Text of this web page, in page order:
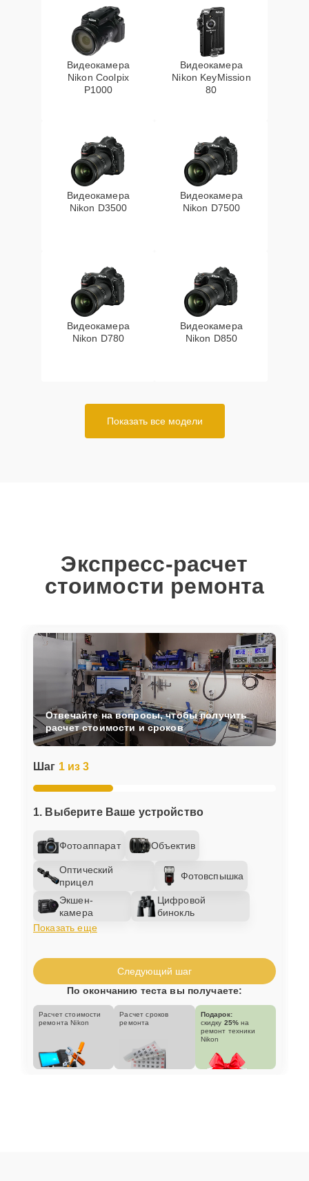
Видеокамера
Nikon Coolpix
P1000
Видеокамера
Nikon KeyMission
80
Видеокамера
Nikon D3500
Видеокамера
Nikon D7500
Видеокамера
Nikon D780
Видеокамера
Nikon D850
Показать все модели
Экспресс-расчет
стоимости ремонта
Шаг 1 из 3
1. Выберите Ваше устройство
Фотоаппарат Объектив
Оптический
прицел
Фотовспышка
Экшен-
камера
Цифровой
бинокль
Показать еще
Отвечайте на вопросы, чтобы получить
расчет стоимости и сроков
Следующий шаг
По окончанию теста вы получаете:
Расчет стоимости
ремонта Nikon
Расчет сроков
ремонта
Подарок:
скидку 25% на
ремонт техники
Nikon